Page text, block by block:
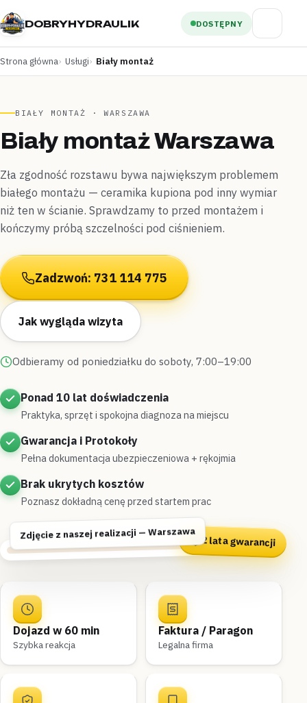
DOBRYHYDRAULIK DOSTĘPNY
Strona główna Usługi Biały montaż
BIAŁY MONTAŻ · WARSZAWA
Biały montaż Warszawa
Zła zgodność rozstawu bywa największym problemem
białego montażu — ceramika kupiona pod inny wymiar
niż ten w ścianie. Sprawdzamy to przed montażem i
kończymy próbą szczelności pod ciśnieniem.
Zadzwoń: 731 114 775
Jak wygląda wizyta
Odbieramy od poniedziałku do soboty, 7:00–19:00
Ponad 10 lat doświadczenia
Praktyka, sprzęt i spokojna diagnoza na miejscu
Gwarancja i Protokoły
Pełna dokumentacja ubezpieczeniowa + rękojmia
Brak ukrytych kosztów
Poznasz dokładną cenę przed startem prac
2 lata gwarancji
Zdjęcie z naszej realizacji — Warszawa
Dojazd w 60 min
Szybka reakcja
Faktura / Paragon
Legalna firma